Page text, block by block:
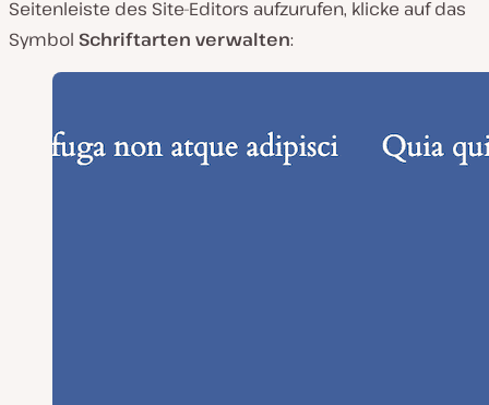
Seitenleiste des Site-Editors aufzurufen, klicke auf das
Symbol Schriftarten verwalten: